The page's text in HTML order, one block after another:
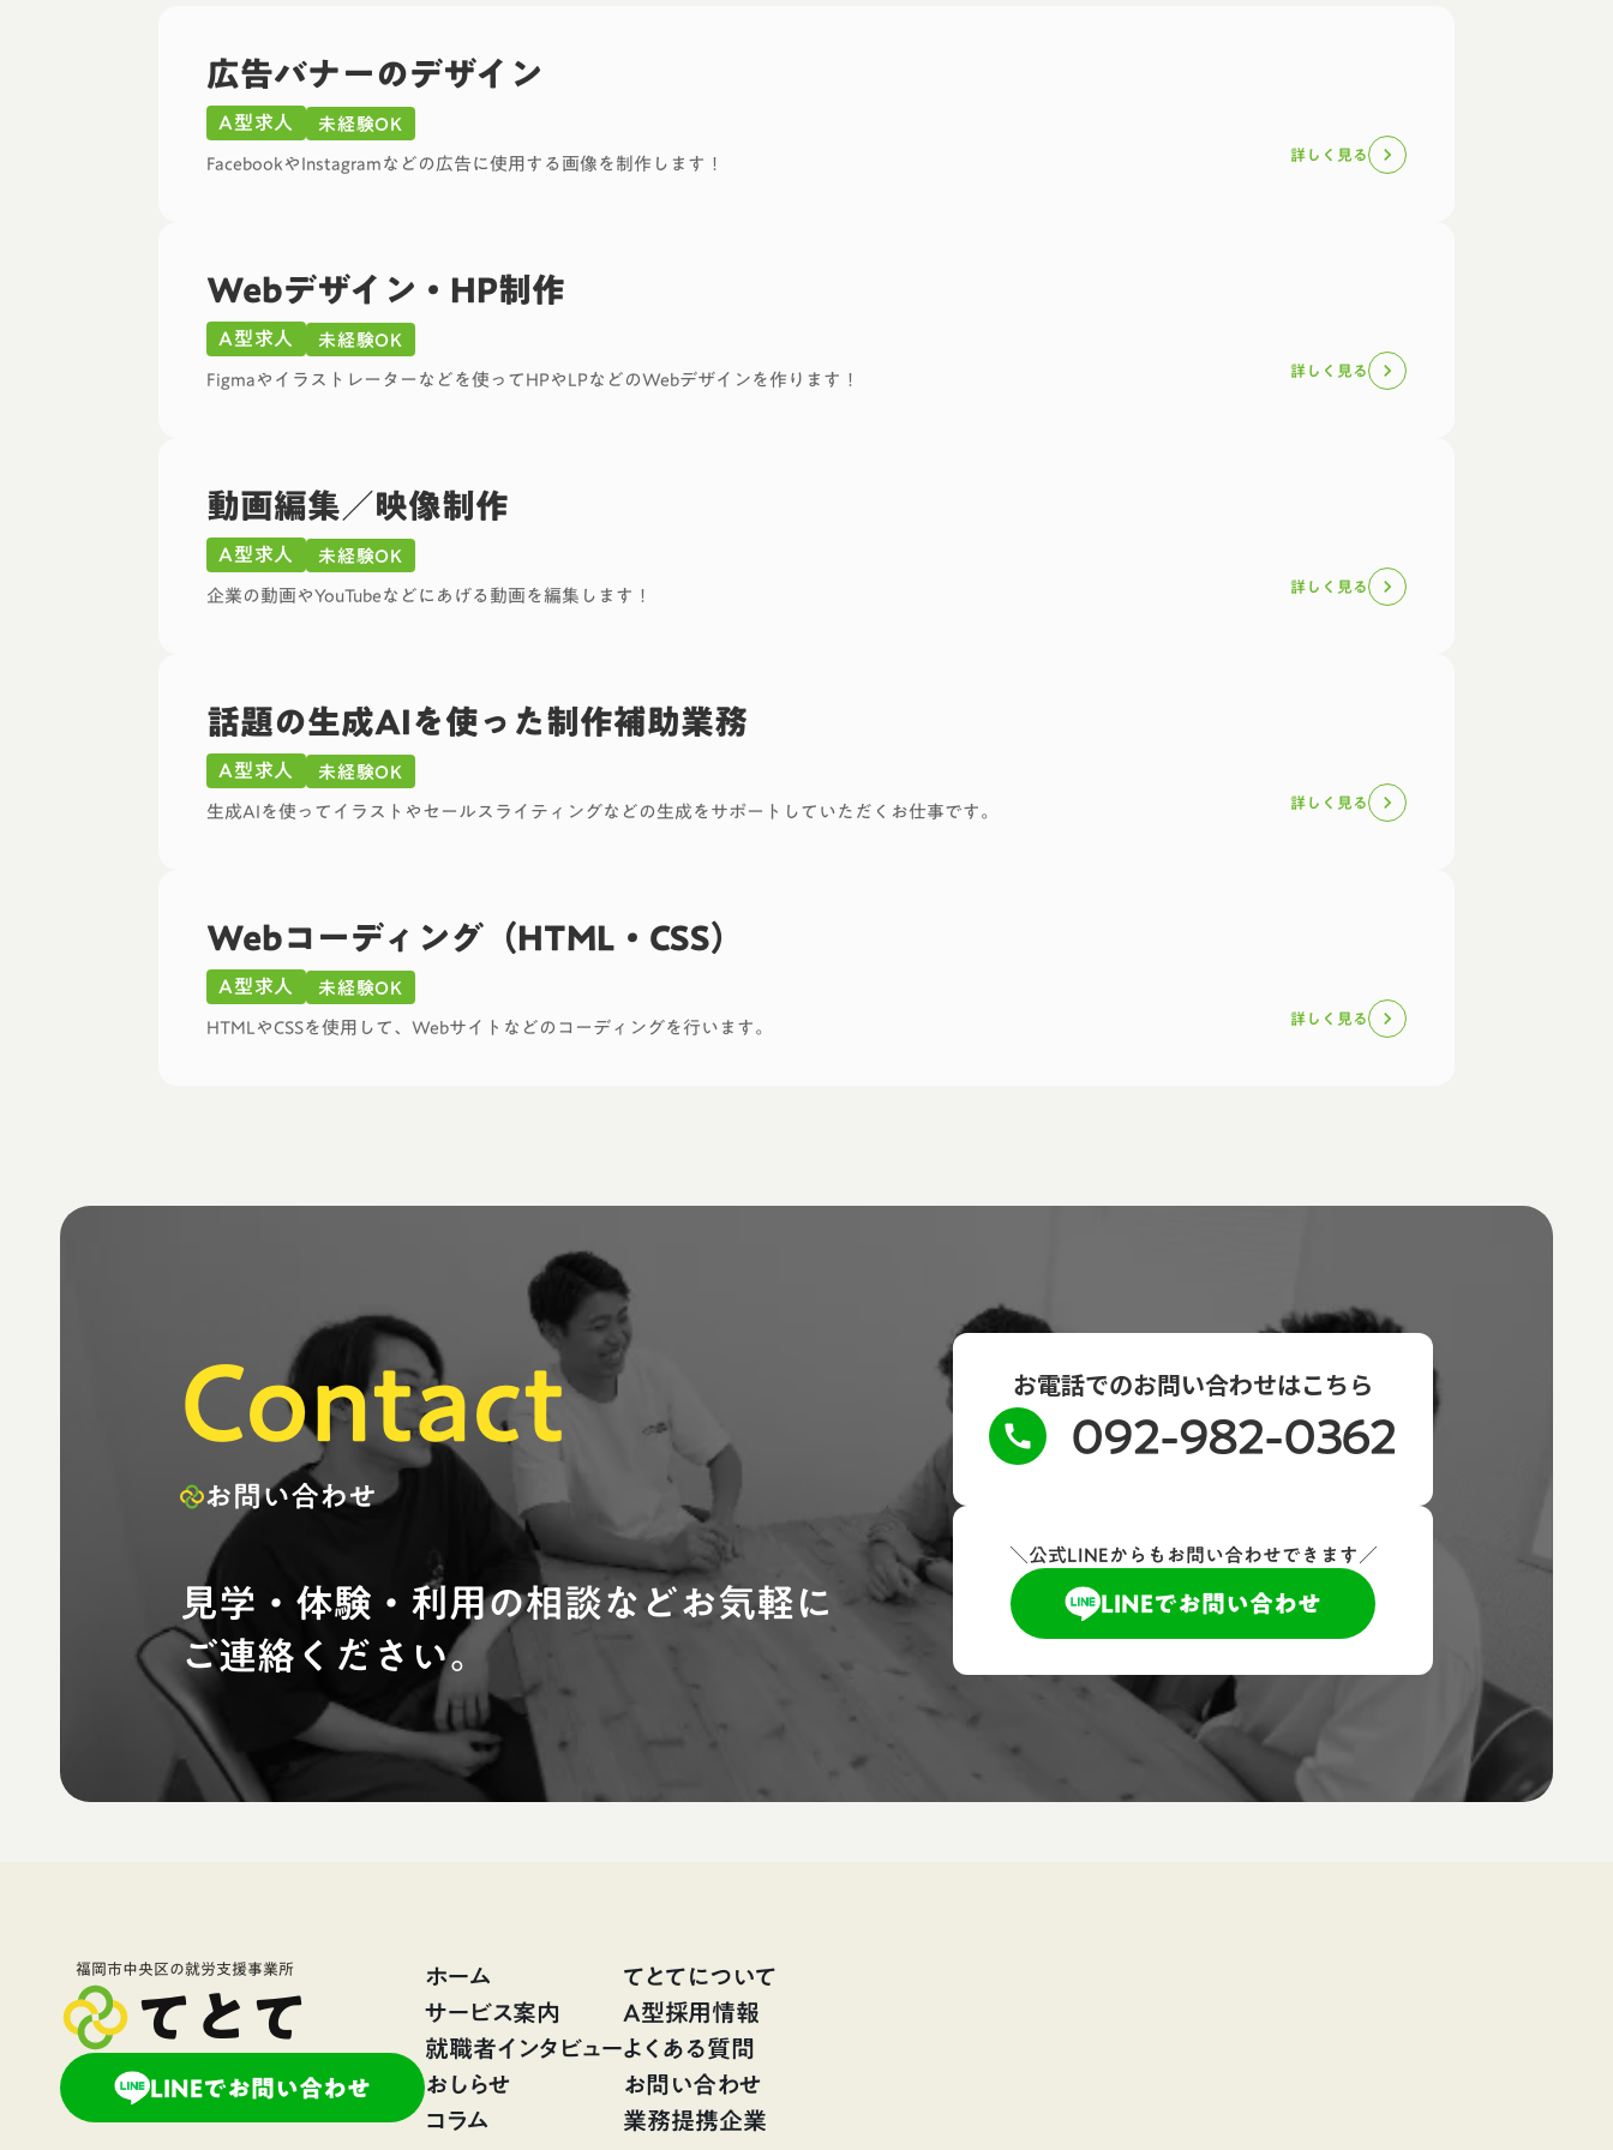
広告バナーのデザイン
A型求人
未経験OK
FacebookやInstagramなどの広告に使用する画像を制作します！
詳しく見る chevron_right
Webデザイン・HP制作
A型求人
未経験OK
Figmaやイラストレーターなどを使ってHPやLPなどのWebデザインを作ります！
詳しく見る chevron_right
動画編集／映像制作
A型求人
未経験OK
企業の動画やYouTubeなどにあげる動画を編集します！
詳しく見る chevron_right
話題の生成AIを使った制作補助業務
A型求人
未経験OK
生成AIを使ってイラストやセールスライティングなどの生成をサポートしていただくお仕事です。
詳しく見る chevron_right
Webコーディング（HTML・CSS）
A型求人
未経験OK
HTMLやCSSを使用して、Webサイトなどのコーディングを行います。
詳しく見る chevron_right
Contact
お問い合わせ
見学・体験・利用の相談などお気軽に
ご連絡ください。
お電話でのお問い合わせはこちら
call 092-982-0362
＼公式LINEからもお問い合わせできます／
LINEでお問い合わせ
福岡市中央区の就労支援事業所
てとて
LINEでお問い合わせ
ホーム
サービス案内
就職者インタビュー
おしらせ
コラム
てとてについて
A型採用情報
よくある質問
お問い合わせ
業務提携企業